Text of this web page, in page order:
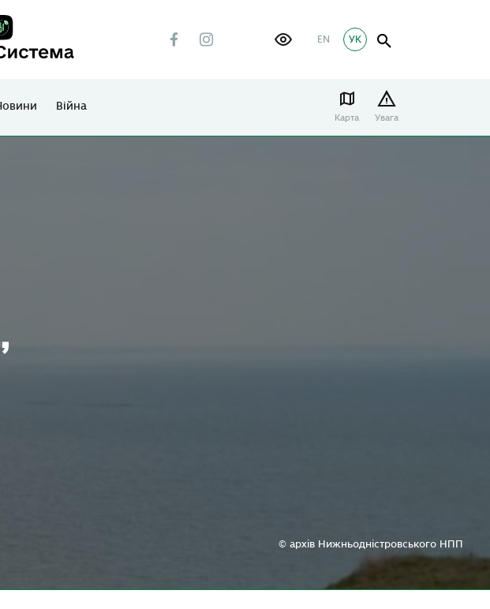
УК
EN
Війна
Карта Увага
© архів Нижньодністровського НПП